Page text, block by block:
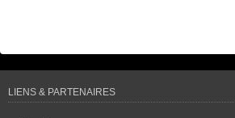
LIENS & PARTENAIRES